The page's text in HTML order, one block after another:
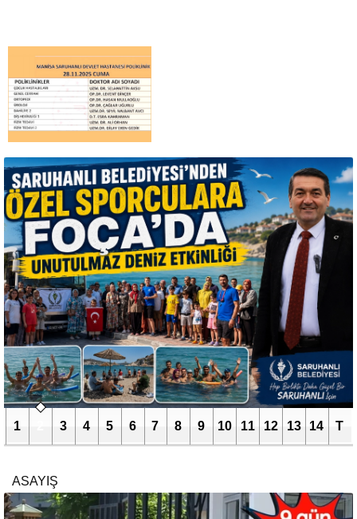
1 3 4 5 6 7 8 9 10 11 12 13 14 T
ASAYIŞ